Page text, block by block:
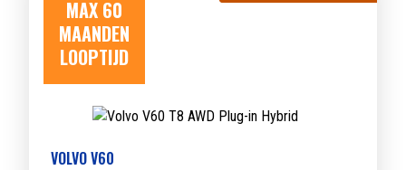
MAX 60
MAANDEN
LOOPTIJD
VOLVO V60